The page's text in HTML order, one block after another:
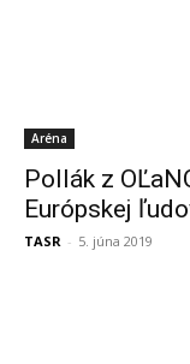
Aréna
Pollák z
Európskej
TASR - 5. júna 2019